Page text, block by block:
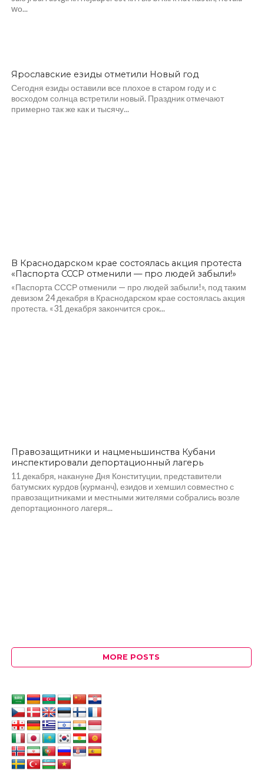
wо...
Ярославские езиды отметили Новый год
Сегодня езиды оставили все плохое в старом году и с
восходом солнца встретили новый. Праздник отмечают
примерно так же как и тысячу...
В Краснодарском крае состоялась акция протеста
«Паспорта СССР отменили — про людей забыли!»
«Паспорта СССР отменили — про людей забыли!», под таким
девизом 24 декабря в Краснодарском крае состоялась акция
протеста. «31 декабря закончится срок...
Правозащитники и нацменьшинства Кубани
инспектировали депортационный лагерь
11 декабря, накануне Дня Конституции, представители
батумских курдов (курманч), езидов и хемшил совместно с
правозащитниками и местными жителями собрались возле
депортационного лагеря...
MORE POSTS